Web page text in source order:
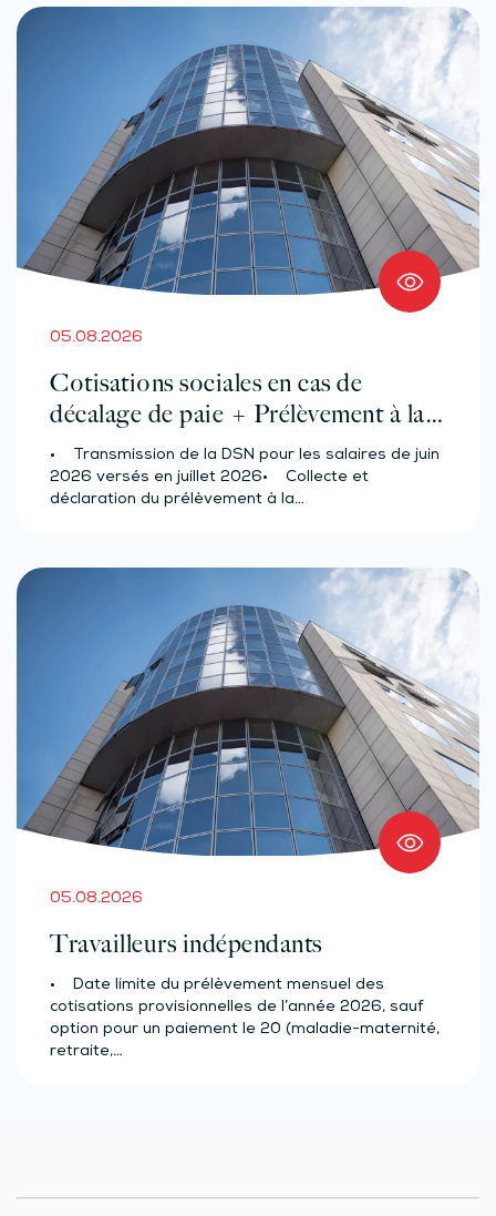
05.08.2026
Cotisations sociales en cas de
décalage de paie + Prélèvement à la
source des salariés et assimilés
(effectif d’au moins 50 salariés)
• Transmission de la DSN pour les salaires de juin
2026 versés en juillet 2026• Collecte et
déclaration du prélèvement à la…
05.08.2026
Travailleurs indépendants
• Date limite du prélèvement mensuel des
cotisations provisionnelles de l’année 2026, sauf
option pour un paiement le 20 (maladie-maternité,
retraite,…